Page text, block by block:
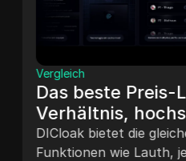
Vergleich
Das beste Preis-
Verhältnis,
Alternative zu
DICloak bietet die
Funktionen wie Lauth,